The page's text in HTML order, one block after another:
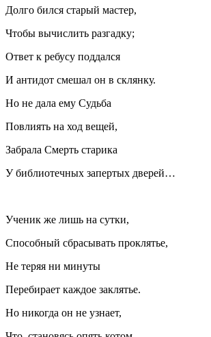
Долго бился старый мастер,
Чтобы вычислить разгадку;
Ответ к ребусу поддался
И антидот смешал он в склянку.
Но не дала ему Судьба
Повлиять на ход вещей,
Забрала Смерть старика
У библиотечных запертых дверей…
Ученик же лишь на сутки,
Способный сбрасывать проклятье,
Не теряя ни минуты
Перебирает каждое заклятье.
Но никогда он не узнает,